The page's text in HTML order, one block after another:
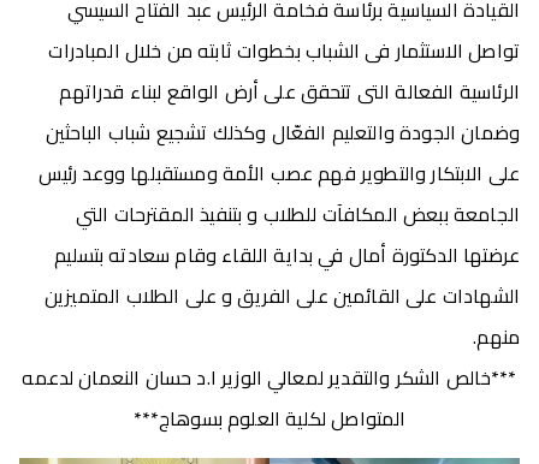
القيادة السياسية برئاسة فخامة الرئيس عبد الفتاح السيسي
تواصل الاستثمار فى الشباب بخطوات ثابته من خلال المبادرات
الرئاسية الفعالة التى تتحقق على أرض الواقع لبناء قدراتهم
وضمان الجودة والتعليم الفعّال وكذلك تشجيع شباب الباحثين
على الابتكار والتطوير فهم عصب الأمة ومستقبلها ووعد رئيس
الجامعة ببعض المكافآت للطلاب و بتنفيذ المقترحات التي
عرضتها الدكتورة أمال في بداية اللقاء وقام سعادته بتسليم
الشهادات على القائمين على الفريق و على الطلاب المتميزين
منهم.
***خالص الشكر والتقدير لمعالي الوزير ا.د حسان النعمان لدعمه
المتواصل لكلية العلوم بسوهاج***